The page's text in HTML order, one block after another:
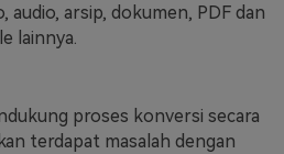
audio, arsip, dokumen, PDF dan
lainnya.
proses konversi secara
terdapat masalah dengan